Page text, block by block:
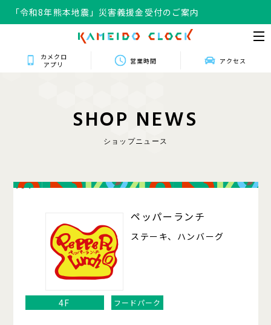
「令和8年熊本地震」災害義援金受付のご案内
カメクロ
アプリ
営業時間 アクセス
SHOP NEWS
ショップニュース
404
ペッパーランチ
ステーキ、ハンバーグ
4F フードパーク